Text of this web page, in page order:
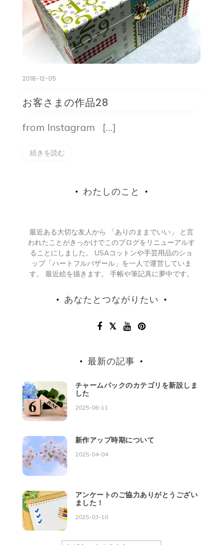
2018-12-05
お客さまの作品28
from Instagram […]
続きを読む
わたしのこと
最近ある大切な友人から 「ありのままでいい」 と言
われたことがきっかけでこのブログをリニューアルす
ることにしました。 USAコットンや手芸用品のショ
ップ「ハートフルバザール」を一人で運営していま
す。 最近絵を描きます。 手帳や筆記具に夢中です。
あなたとつながりたい
最新の記事
チャームパックのカテゴリを新設しま
した
2025-06-11
新作アップ時期について
2025-04-04
アンケートのご協力ありがとうござい
ました！
2025-03-10